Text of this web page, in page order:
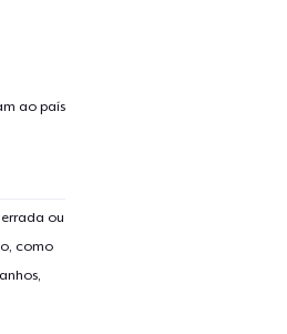
ao país
ou
como